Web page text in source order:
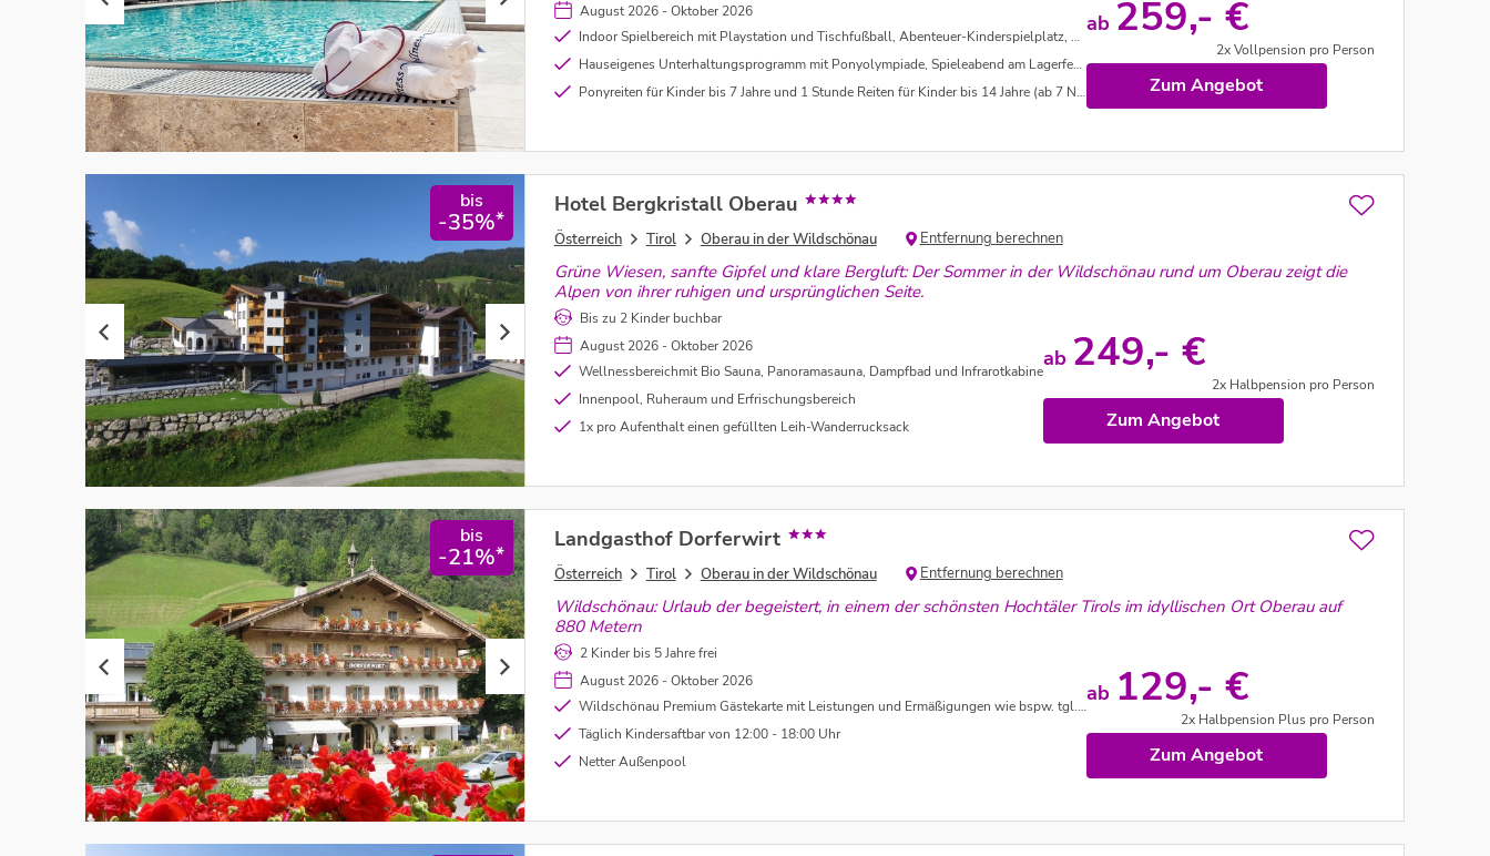
August 2026 - Oktober 2026
Indoor Spielbereich mit Playstation und Tischfußball, Abenteuer-Kinderspielplatz, Streichelzoo uvm.
Hauseigenes Unterhaltungsprogramm mit Ponyolympiade, Spieleabend am Lagerfeuer uvm.
Ponyreiten für Kinder bis 7 Jahre und 1 Stunde Reiten für Kinder bis 14 Jahre (ab 7 Nächte)
ab 259,- €
2x Vollpension pro Person
Zum Angebot
bis
-35%*
Hotel Bergkristall Oberau
Österreich Tirol Oberau in der Wildschönau Entfernung berechnen
Grüne Wiesen, sanfte Gipfel und klare Bergluft: Der Sommer in der Wildschönau rund um Oberau zeigt die
Alpen von ihrer ruhigen und ursprünglichen Seite.
Bis zu 2 Kinder buchbar
August 2026 - Oktober 2026
Wellnessbereichmit Bio Sauna, Panoramasauna, Dampfbad und Infrarotkabine
Innenpool, Ruheraum und Erfrischungsbereich
1x pro Aufenthalt einen gefüllten Leih-Wanderrucksack
ab 249,- €
2x Halbpension pro Person
Zum Angebot
bis
-21%*
Landgasthof Dorferwirt
Österreich Tirol Oberau in der Wildschönau Entfernung berechnen
Wildschönau: Urlaub der begeistert, in einem der schönsten Hochtäler Tirols im idyllischen Ort Oberau auf
880 Metern
2 Kinder bis 5 Jahre frei
August 2026 - Oktober 2026
Wildschönau Premium Gästekarte mit Leistungen und Ermäßigungen wie bspw. tgl. Nutzung der Sommerbergbahnen, kostenloser Wanderbus uvm. (unter Vorbehalt) - zahlbar vor Ort
Täglich Kindersaftbar von 12:00 - 18:00 Uhr
Netter Außenpool
ab 129,- €
2x Halbpension Plus pro Person
Zum Angebot